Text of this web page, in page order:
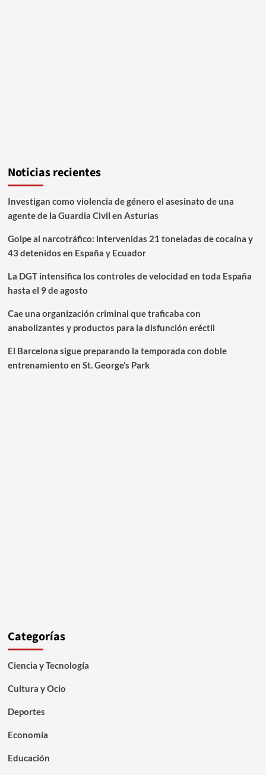
Noticias recientes
Investigan como violencia de género el asesinato de una
agente de la Guardia Civil en Asturias
Golpe al narcotráfico: intervenidas 21 toneladas de cocaína y
43 detenidos en España y Ecuador
La DGT intensifica los controles de velocidad en toda España
hasta el 9 de agosto
Cae una organización criminal que traficaba con
anabolizantes y productos para la disfunción eréctil
El Barcelona sigue preparando la temporada con doble
entrenamiento en St. George’s Park
Categorías
Ciencia y Tecnología
Cultura y Ocio
Deportes
Economía
Educación